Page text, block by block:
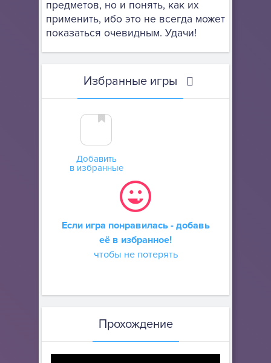
предметов, но и понять, как их
применить, ибо это не всегда может
показаться очевидным. Удачи!
Избранные игры
Добавить
в избранные
Если игра понравилась - добавь
её в избранное!
чтобы не потерять
Прохождение